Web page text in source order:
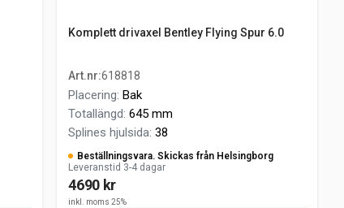
Komplett drivaxel Bentley Flying Spur 6.0
Art.nr:618818
Placering: Bak
Totallängd: 645 mm
Splines hjulsida: 38
Beställningsvara. Skickas från Helsingborg
Leveranstid 3-4 dagar
4690 kr
inkl. moms 25%